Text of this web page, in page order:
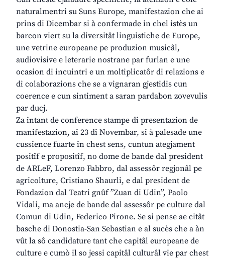
naturalmentri su Suns Europe, manifestazion che ai
prins di Dicembar si à confermade in chel istès un
barcon viert su la diversitât linguistiche de Europe,
une vetrine europeane pe produzion musicâl,
audiovisive e leterarie nostrane par furlan e une
ocasion di incuintri e un moltiplicatôr di relazions e
di colaborazions che se a vignaran gjestidis cun
coerence e cun sintiment a saran pardabon zovevulis
par ducj.
Za intant de conference stampe di presentazion de
manifestazion, ai 23 di Novembar, si à palesade une
cussience fuarte in chest sens, cuntun ategjament
positîf e propositîf, no dome de bande dal president
de ARLeF, Lorenzo Fabbro, dal assessôr regjonâl pe
agricolture, Cristiano Shaurli, e dal president de
Fondazion dal Teatri gnûf ”Zuan di Udin”, Paolo
Vidali, ma ancje de bande dal assessôr pe culture dal
Comun di Udin, Federico Pirone. Se si pense ae citât
basche di Donostia-San Sebastian e al sucès che a àn
vût la sô candidature tant che capitâl europeane de
culture e cumò il so jessi capitâl culturâl vie par chest